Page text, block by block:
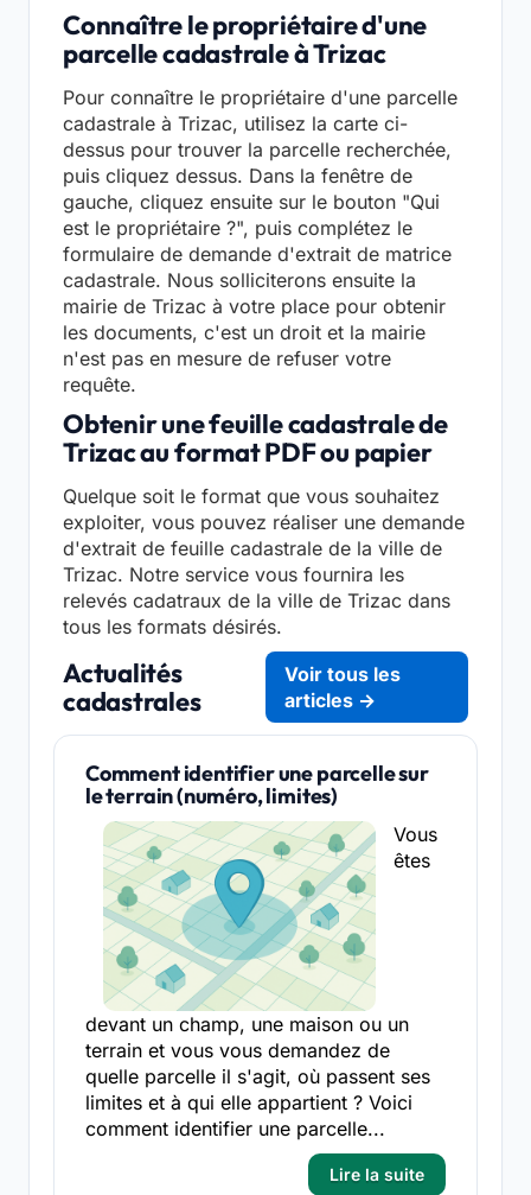
Connaître le propriétaire d'une
parcelle cadastrale à Trizac
Pour connaître le propriétaire d'une parcelle
cadastrale à Trizac, utilisez la carte ci-
dessus pour trouver la parcelle recherchée,
puis cliquez dessus. Dans la fenêtre de
gauche, cliquez ensuite sur le bouton "Qui
est le propriétaire ?", puis complétez le
formulaire de demande d'extrait de matrice
cadastrale. Nous solliciterons ensuite la
mairie de Trizac à votre place pour obtenir
les documents, c'est un droit et la mairie
n'est pas en mesure de refuser votre
requête.
Obtenir une feuille cadastrale de
Trizac au format PDF ou papier
Quelque soit le format que vous souhaitez
exploiter, vous pouvez réaliser une demande
d'extrait de feuille cadastrale de la ville de
Trizac. Notre service vous fournira les
relevés cadatraux de la ville de Trizac dans
tous les formats désirés.
Actualités
cadastrales
Voir tous les
articles →
Comment identifier une parcelle sur
le terrain (numéro, limites)
Vous
êtes
devant un champ, une maison ou un
terrain et vous vous demandez de
quelle parcelle il s'agit, où passent ses
limites et à qui elle appartient ? Voici
comment identifier une parcelle...
Lire la suite